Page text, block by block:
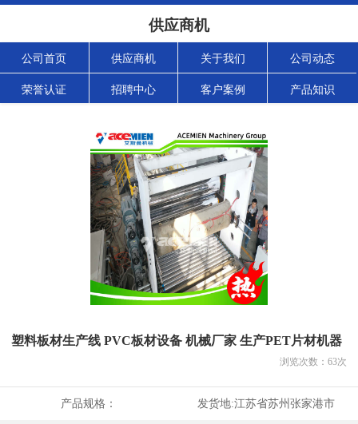
供应商机
公司首页 供应商机 关于我们 公司动态
荣誉认证 招聘中心 客户案例 产品知识
塑料板材生产线 PVC板材设备 机械厂家 生产PET片材机器
浏览次数： 63次
产品规格： 发货地:江苏省苏州张家港市